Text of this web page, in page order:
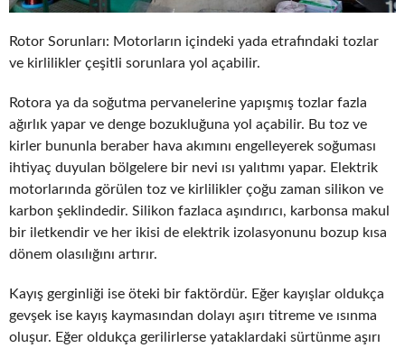
Rotor Sorunları: Motorların içindeki yada etrafındaki tozlar
ve kirlilikler çeşitli sorunlara yol açabilir.
Rotora ya da soğutma pervanelerine yapışmış tozlar fazla
ağırlık yapar ve denge bozukluğuna yol açabilir. Bu toz ve
kirler bununla beraber hava akımını engelleyerek soğuması
ihtiyaç duyulan bölgelere bir nevi ısı yalıtımı yapar. Elektrik
motorlarında görülen toz ve kirlilikler çoğu zaman silikon ve
karbon şeklindedir. Silikon fazlaca aşındırıcı, karbonsa makul
bir iletkendir ve her ikisi de elektrik izolasyonunu bozup kısa
dönem olasılığını artırır.
Kayış gerginliği ise öteki bir faktördür. Eğer kayışlar oldukça
gevşek ise kayış kaymasından dolayı aşırı titreme ve ısınma
oluşur. Eğer oldukça gerilirlerse yataklardaki sürtünme aşırı